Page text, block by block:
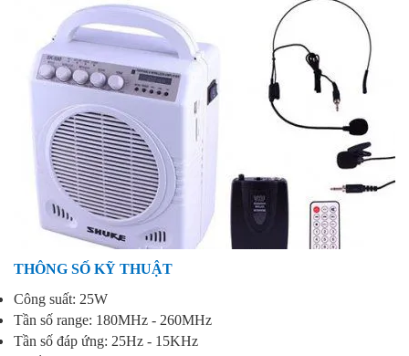
THÔNG SỐ KỸ THUẬT
Công suất: 25W
Tần số range: 180MHz - 260MHz
Tần số đáp ứng: 25Hz - 15KHz